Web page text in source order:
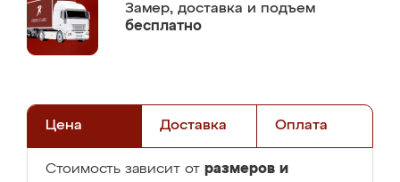
Замер, доставка и подъем
бесплатно
Цена Доставка Оплата
Стоимость зависит от размеров и